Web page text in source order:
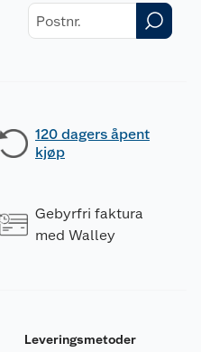
120 dagers åpent
kjøp
Gebyrfri faktura
med Walley
Leveringsmetoder